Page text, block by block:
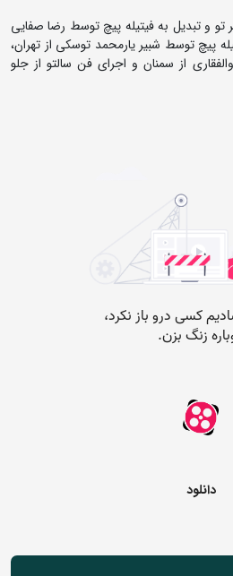
و تبدیل به فیتیله پیچ توسط رضا صفایی
پیچ توسط شبیر یارمحمد توسکی از تهران،
از سمنان و اجرای فن سالتو از جلو
دانلود